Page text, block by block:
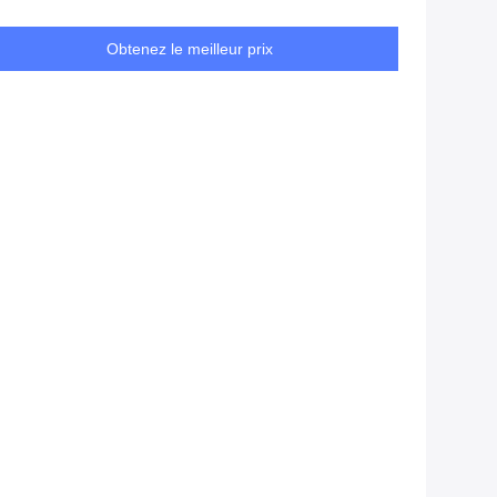
Obtenez le meilleur prix